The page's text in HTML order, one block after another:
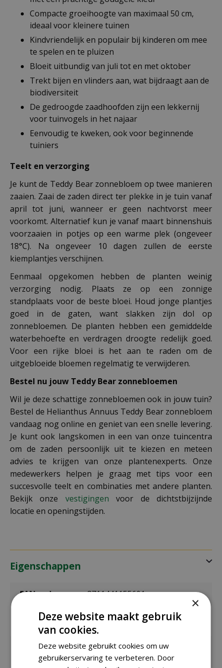
Compacte groeihoogte van maximaal 50 cm,
ideaal voor kleinere tuinen
Kindvriendelijk en populair bij kinderen om mee
te spelen en te pluizen
Bloeit uitbundig van juli tot en met oktober
Trekt bijen en vlinders aan, wat bijdraagt aan de
biodiversiteit
De gedroogde zaadhoofden zijn een lekkernij
voor tuinvogels in het najaar
Eenvoudig te kweken, ook voor beginnende
tuiniers
Teelt en verzorging
Je kunt de Teddy Bear zonnebloem op twee manieren
zaaien. Zaai de zaden direct ter plekke in je tuin vanaf
april tot juni, wanneer er geen nachtvorst meer
voorkomt. Alternatief kun je vanaf maart binnenshuis
voorzaaien in potjes op een warme plek (ongeveer
18°C). Na ongeveer 10 dagen zullen de eerste
kiemplantjes verschijnen.
Eenmaal opgekomen hebben de planten weinig
verzorging nodig. Plaats ze op een zonnige
standplaats voor de beste bloei. Houd jonge plantjes
goed in de gaten, want slakken zijn dol op
zonnebloemen. De planten hebben een gemiddelde
waterbehoefte en verdragen droogte redelijk goed.
Voor een rijke bloei is het aan te raden om de
uitgebloeide bloemen regelmatig te verwijderen.
Bestel nu jouw Teddy Bear zonnebloemen
Wil je deze schattige zonnebloemen ook in jouw tuin?
Bestel de Helianthus Annuus Teddy Bear zonnebloem
vandaag nog online en geniet van een snelle levering.
Je kunt ook langskomen in een van onze tuincentra
om de zaden persoonlijk uit te kiezen en meteen
advies te krijgen van onze plantenexperts. Onze
medewerkers helpen je graag met tips voor een
succesvolle teelt en combinaties met andere planten.
Bekijk onze vestigingen voor de dichtstbijzijnde
locatie en openingstijden.
Eigenschappen
EAN code 8711441155601
SL5560
Latijnse
naam
Helianthus Annuus
×
Deze website maakt gebruik
van cookies.
Deze website gebruikt cookies om uw
gebruikerservaring te verbeteren. Door